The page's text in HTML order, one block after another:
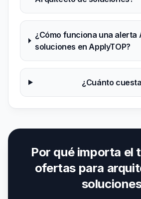
¿Cómo funciona una alerta
soluciones en ApplyTOP?
¿Cuánto
Por qué importa el
ofertas para